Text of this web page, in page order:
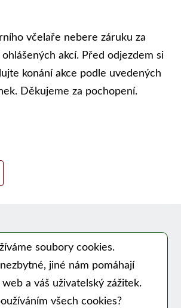
včelaře nebere záruku za
akcí. Před odjezdem si
konání akce podle uvedených
Děkujeme za pochopení.
VČELAŘ vydává PSNV-CZ:
nástavkových včelařů CZ, z. s.
Opatovice
soubory cookies.
jiné nám pomáhají
a váš uživatelský zážitek.
všech cookies?